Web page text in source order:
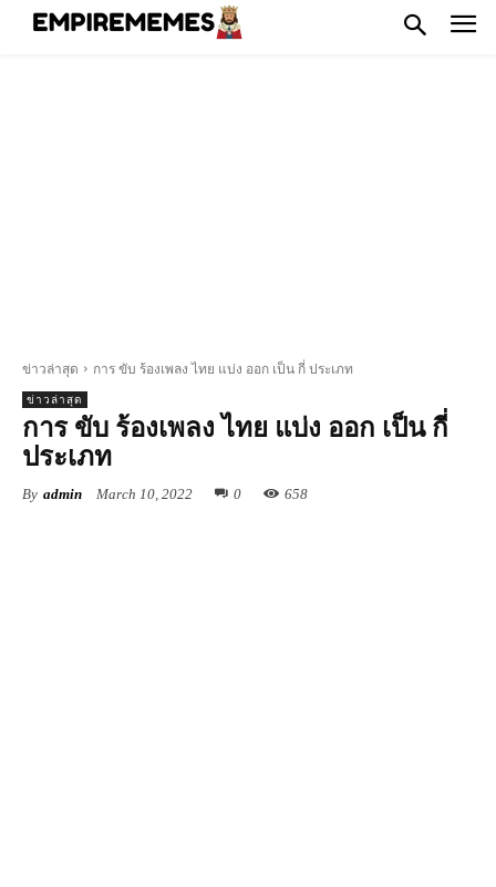
ข่าวล่าสุด การ ขับ ร้องเพลง ไทย แบ่ง ออก เป็น กี่ ประเภท
ข่าวล่าสุด
การ ขับ ร้องเพลง ไทย แบ่ง ออก เป็น กี่
ประเภท
By admin March 10, 2022 0 658